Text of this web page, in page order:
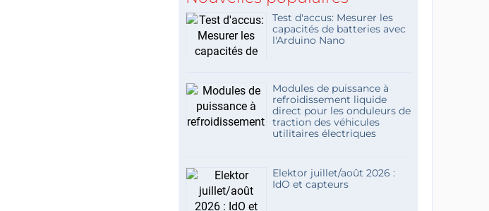
Test d'accus: Mesurer les
capacités de batteries avec
l'Arduino Nano
Modules de puissance à
refroidissement liquide
direct pour les onduleurs de
traction des véhicules
utilitaires électriques
Elektor juillet/août 2026 :
IdO et capteurs